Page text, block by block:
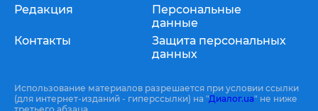
Редакция
Контакты
Персональные
данные
Защита персональных
данных
Использование материалов разрешается при условии ссылки
(для интернет-изданий - гиперссылки) на "Диалог.ua" не ниже